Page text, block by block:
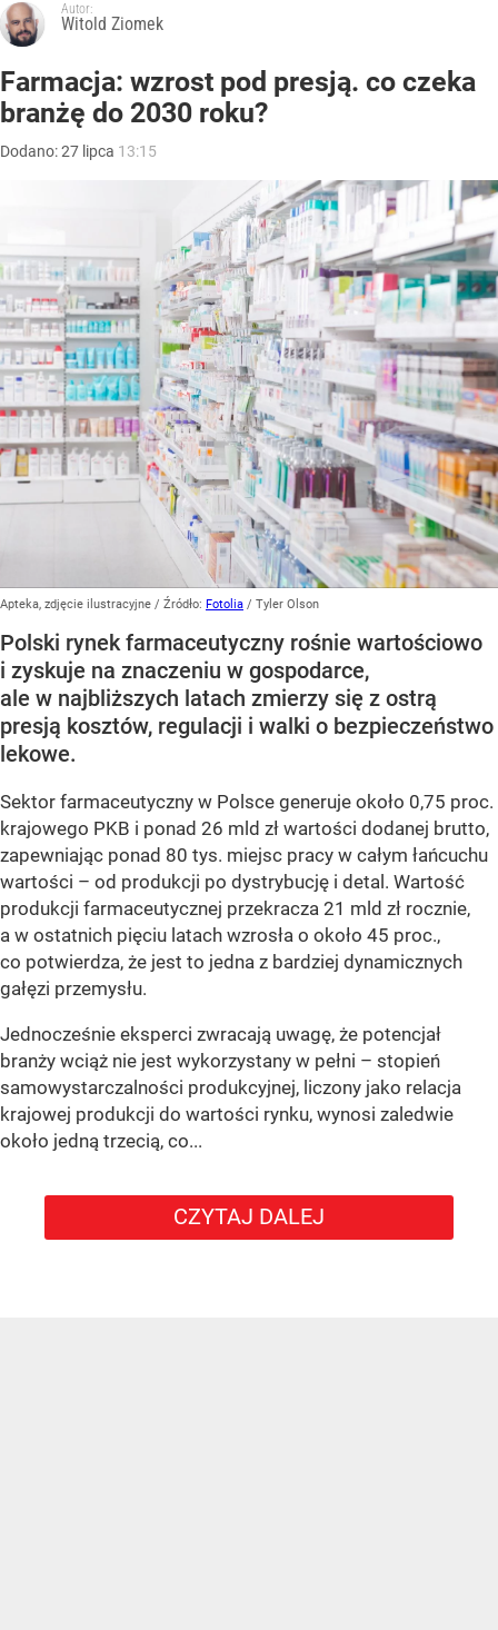
Autor:
Witold Ziomek
Farmacja: wzrost pod presją. co czeka
branżę do 2030 roku?
Dodano:27 lipca 13:15
Apteka, zdjęcie ilustracyjne / Źródło: Fotolia / Tyler Olson
Polski rynek farmaceutyczny rośnie wartościowo
i zyskuje na znaczeniu w gospodarce,
ale w najbliższych latach zmierzy się z ostrą
presją kosztów, regulacji i walki o bezpieczeństwo
lekowe.
Sektor farmaceutyczny w Polsce generuje około 0,75 proc.
krajowego PKB i ponad 26 mld zł wartości dodanej brutto,
zapewniając ponad 80 tys. miejsc pracy w całym łańcuchu
wartości – od produkcji po dystrybucję i detal. Wartość
produkcji farmaceutycznej przekracza 21 mld zł rocznie,
a w ostatnich pięciu latach wzrosła o około 45 proc.,
co potwierdza, że jest to jedna z bardziej dynamicznych
gałęzi przemysłu.
Jednocześnie eksperci zwracają uwagę, że potencjał
branży wciąż nie jest wykorzystany w pełni – stopień
samowystarczalności produkcyjnej, liczony jako relacja
krajowej produkcji do wartości rynku, wynosi zaledwie
około jedną trzecią, co...
CZYTAJ DALEJ